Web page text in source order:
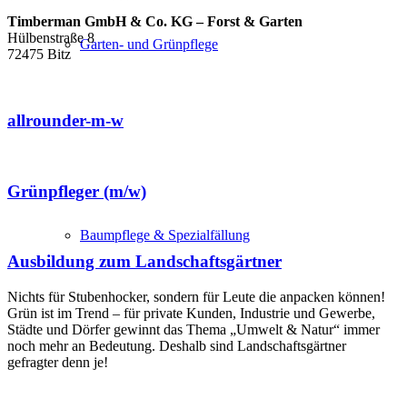
Garten- und Grünpflege
Baumpflege & Spezialfällung
Timberman GmbH & Co. KG – Forst & Garten
Hülbenstraße 8
72475 Bitz
allrounder-m-w
Grünpfleger (m/w)
Ausbildung zum Landschaftsgärtner
Nichts für Stubenhocker, sondern für Leute die anpacken können!
Grün ist im Trend – für private Kunden, Industrie und Gewerbe,
Städte und Dörfer gewinnt das Thema „Umwelt & Natur“ immer
noch mehr an Bedeutung. Deshalb sind Landschaftsgärtner
gefragter denn je!